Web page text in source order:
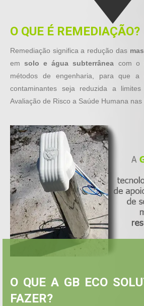
O QUE É REMEDIAÇÃO?
Remediação significa a redução das
emsolo e água subterrânea com o
métodos de engenharia, para que a
contaminantes seja reduzida a limites
Avaliação de Risco a Saúde Humana nas
O QUE A GB ECO
FAZER?